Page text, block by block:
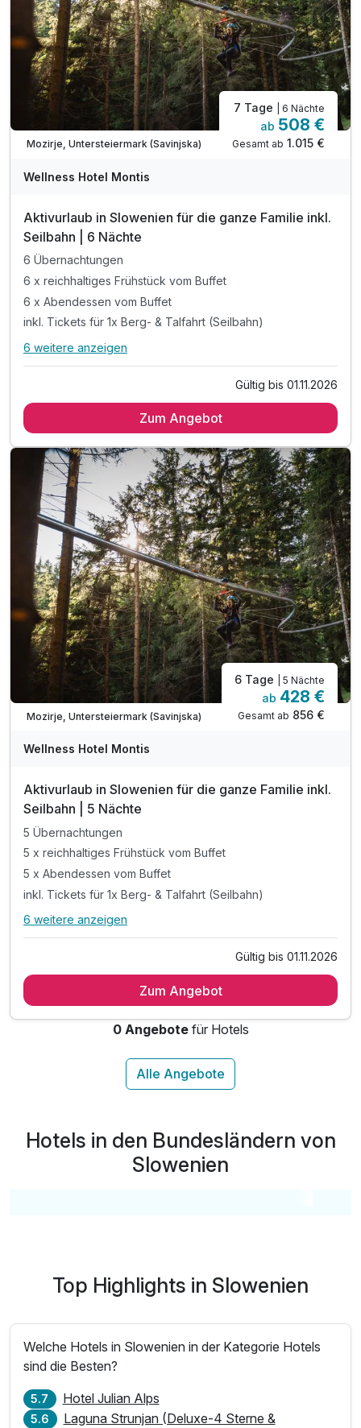
inkl. W-LAN Nutzung
Mozirje, Untersteiermark (Savinjska)
7 Tage | 6 Nächte
ab 508 €
Gesamt ab 1.015 €
Wellness Hotel Montis
Aktivurlaub in Slowenien für die ganze Familie inkl.
Seilbahn | 6 Nächte
6 Übernachtungen
6 x reichhaltiges Frühstück vom Buffet
6 x Abendessen vom Buffet
inkl. Tickets für 1x Berg- & Talfahrt (Seilbahn)
Alle Inklusivleistungen
6 x reichhaltiges Frühstück vom Buffet
inkl. Tickets für 1x Berg- & Talfahrt (Seilbahn)
inkl. 1 Kind gratis bis 14 Jahren (Superior Zimm.)
inkl. 1 Kind gratis bis 5 Jahren (im Elternbett)
inkl. Adventurepark oder Rollercoaster-Zipline
inkl. 1x Eintritt in Wellness- & Fitnessbereich
inkl. Parkplatz an der Talstation der Seilbahn
inkl. W-LAN Nutzung
6 weitere anzeigen
Gültig bis 01.11.2026
Zum Angebot
Mozirje, Untersteiermark (Savinjska)
6 Tage | 5 Nächte
ab 428 €
Gesamt ab 856 €
Wellness Hotel Montis
Aktivurlaub in Slowenien für die ganze Familie inkl.
Seilbahn | 5 Nächte
5 Übernachtungen
5 x reichhaltiges Frühstück vom Buffet
5 x Abendessen vom Buffet
inkl. Tickets für 1x Berg- & Talfahrt (Seilbahn)
Alle Inklusivleistungen
5 x reichhaltiges Frühstück vom Buffet
inkl. Tickets für 1x Berg- & Talfahrt (Seilbahn)
inkl. 1 Kind gratis bis 5 Jahren (im Elternbett)
inkl. Parkplatz an der Talstation der Seilbahn
6 weitere anzeigen
Gültig bis 01.11.2026
Zum Angebot
0 Angebotefür Hotels
Hotels in den Bundesländern von
Slowenien
Top Highlights in Slowenien
Welche Hotels in Slowenien in der Kategorie Hotels
sind die Besten?
5.7 Hotel Julian Alps
5.6
Laguna Strunjan (Deluxe-4 Sterne &